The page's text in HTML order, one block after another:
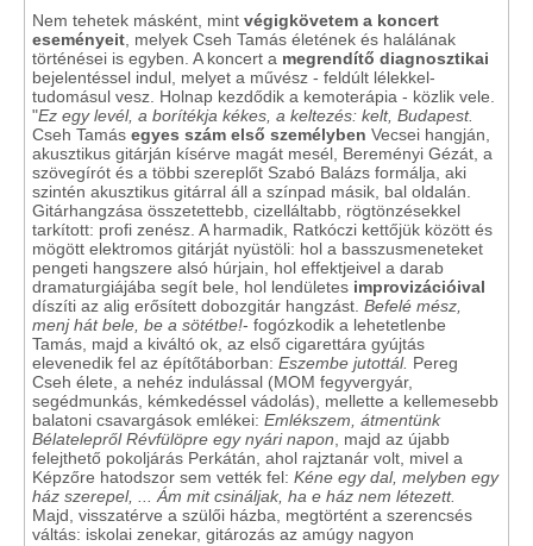
Nem tehetek másként, mint végigkövetem a koncert
eseményeit , melyek Cseh Tamás életének és halálának
történései is egyben. A koncert a megrendítő diagnosztikai
bejelentéssel indul, melyet a művész - feldúlt lélekkel-
tudomásul vesz. Holnap kezdődik a kemoterápia - közlik vele.
"Ez egy levél, a borítékja kékes, a keltezés: kelt, Budapest.
Cseh Tamás egyes szám első személyben Vecsei hangján,
akusztikus gitárján kísérve magát mesél, Bereményi Gézát, a
szövegírót és a többi szereplőt Szabó Balázs formálja, aki
szintén akusztikus gitárral áll a színpad másik, bal oldalán.
Gitárhangzása összetettebb, cizelláltabb, rögtönzésekkel
tarkított: profi zenész. A harmadik, Ratkóczi kettőjük között és
mögött elektromos gitárját nyüstöli: hol a basszusmeneteket
pengeti hangszere alsó húrjain, hol effektjeivel a darab
dramaturgiájába segít bele, hol lendületes improvizációival
díszíti az alig erősített dobozgitár hangzást. Befelé mész,
menj hát bele, be a sötétbe!- fogózkodik a lehetetlenbe
Tamás, majd a kiváltó ok, az első cigarettára gyújtás
elevenedik fel az építőtáborban: Eszembe jutottál. Pereg
Cseh élete, a nehéz indulással (MOM fegyvergyár,
segédmunkás, kémkedéssel vádolás), mellette a kellemesebb
balatoni csavargások emlékei: Emlékszem, átmentünk
Bélatelepről Révfülöpre egy nyári napon , majd az újabb
felejthető pokoljárás Perkátán, ahol rajztanár volt, mivel a
Képzőre hatodszor sem vették fel: Kéne egy dal, melyben egy
ház szerepel, ... Ám mit csináljak, ha e ház nem létezett.
Majd, visszatérve a szülői házba, megtörtént a szerencsés
váltás: iskolai zenekar, gitározás az amúgy nagyon